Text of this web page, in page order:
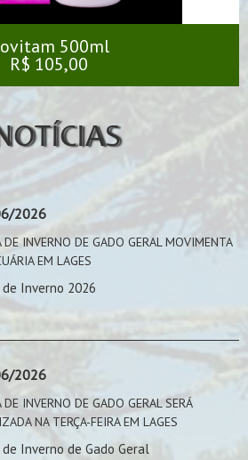
500ml
R$ 105,00
2026
DE INVERNO DE GADO GERAL MOVIMENTA
EM LAGES
de Inverno 2026
2026
DE INVERNO DE GADO GERAL SERÁ
NA TERÇA-FEIRA EM LAGES
de Inverno de Gado Geral